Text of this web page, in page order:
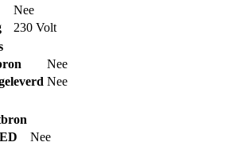
Nee
230 Volt
Nee
Nee
Nee